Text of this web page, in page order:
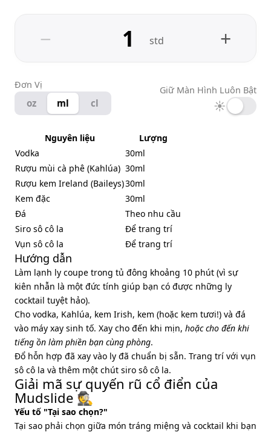
− std +
Đơn Vị
oz ml cl
Giữ Màn Hình Luôn Bật
☀
Nguyên liệu
Lượng
Vodka
30ml
Rượu mùi cà phê (Kahlúa) 30ml
Rượu kem Ireland (Baileys)30ml
Kem đặc
30ml
Đá
Theo nhu cầu
Siro sô cô la
Để trang trí
Vụn sô cô la
Để trang trí
Hướng dẫn
Làm lạnh ly coupe trong tủ đông khoảng 10 phút (vì sự
kiên nhẫn là một đức tính giúp bạn có được những ly
cocktail tuyệt hảo).
Cho vodka, Kahlúa, kem Irish, kem (hoặc kem tươi!) và đá
vào máy xay sinh tố. Xay cho đến khi mịn, hoặc cho đến khi
tiếng ồn làm phiền bạn cùng phòng.
Đổ hỗn hợp đã xay vào ly đã chuẩn bị sẵn. Trang trí với vụn
sô cô la và thêm một chút siro sô cô la.
Giải mã sự quyến rũ cổ điển của
Mudslide 🕵️
Yếu tố "Tại sao chọn?"
Tại sao phải chọn giữa món tráng miệng và cocktail khi bạn